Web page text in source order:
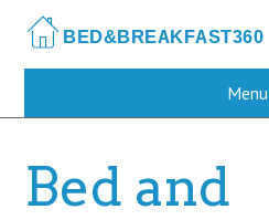
main
Menu
Bed and